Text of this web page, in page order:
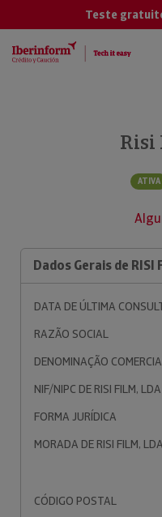
Teste
Risi
ATIVA
Dados Gerais de RISI
DATA DE ÚLTIMA
RAZÃO SOCIAL
DENOMINAÇÃO
NIF/NIPC DE RISI FILM, LDA
FORMA JURÍDICA
MORADA DE RISI FILM, LDA
CÓDIGO POSTAL